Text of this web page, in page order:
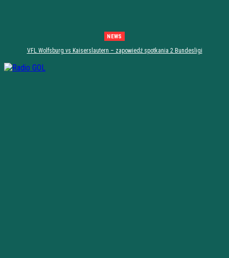
NEWS
VFL Wolfsburg vs Kaiserslautern – zapowiedź spotkania 2 Bundesligi